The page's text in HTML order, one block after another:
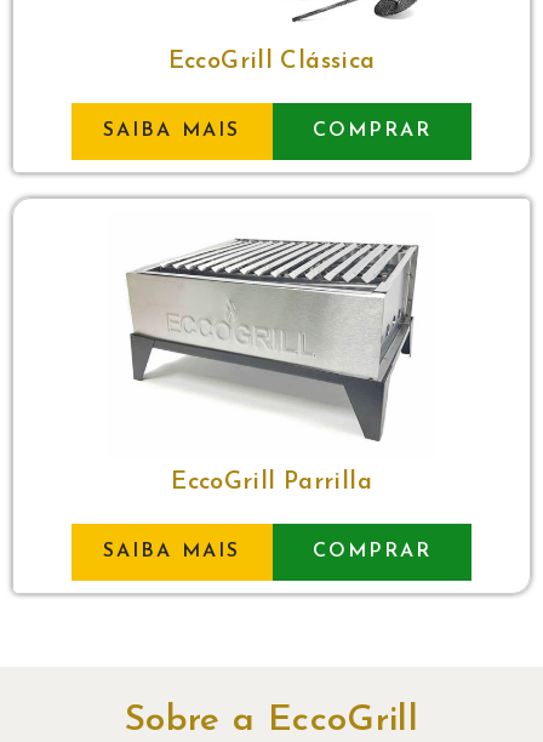
EccoGrill Clássica
SAIBA MAIS COMPRAR
EccoGrill Parrilla
SAIBA MAIS COMPRAR
Sobre a EccoGrill